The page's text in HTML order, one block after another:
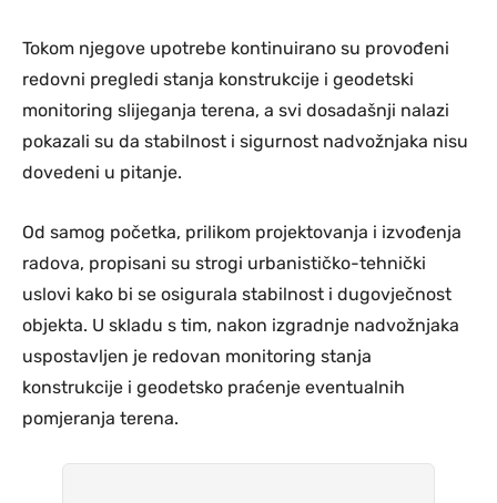
Tokom njegove upotrebe kontinuirano su provođeni
redovni pregledi stanja konstrukcije i geodetski
monitoring slijeganja terena, a svi dosadašnji nalazi
pokazali su da stabilnost i sigurnost nadvožnjaka nisu
dovedeni u pitanje.
Od samog početka, prilikom projektovanja i izvođenja
radova, propisani su strogi urbanističko-tehnički
uslovi kako bi se osigurala stabilnost i dugovječnost
objekta. U skladu s tim, nakon izgradnje nadvožnjaka
uspostavljen je redovan monitoring stanja
konstrukcije i geodetsko praćenje eventualnih
pomjeranja terena.